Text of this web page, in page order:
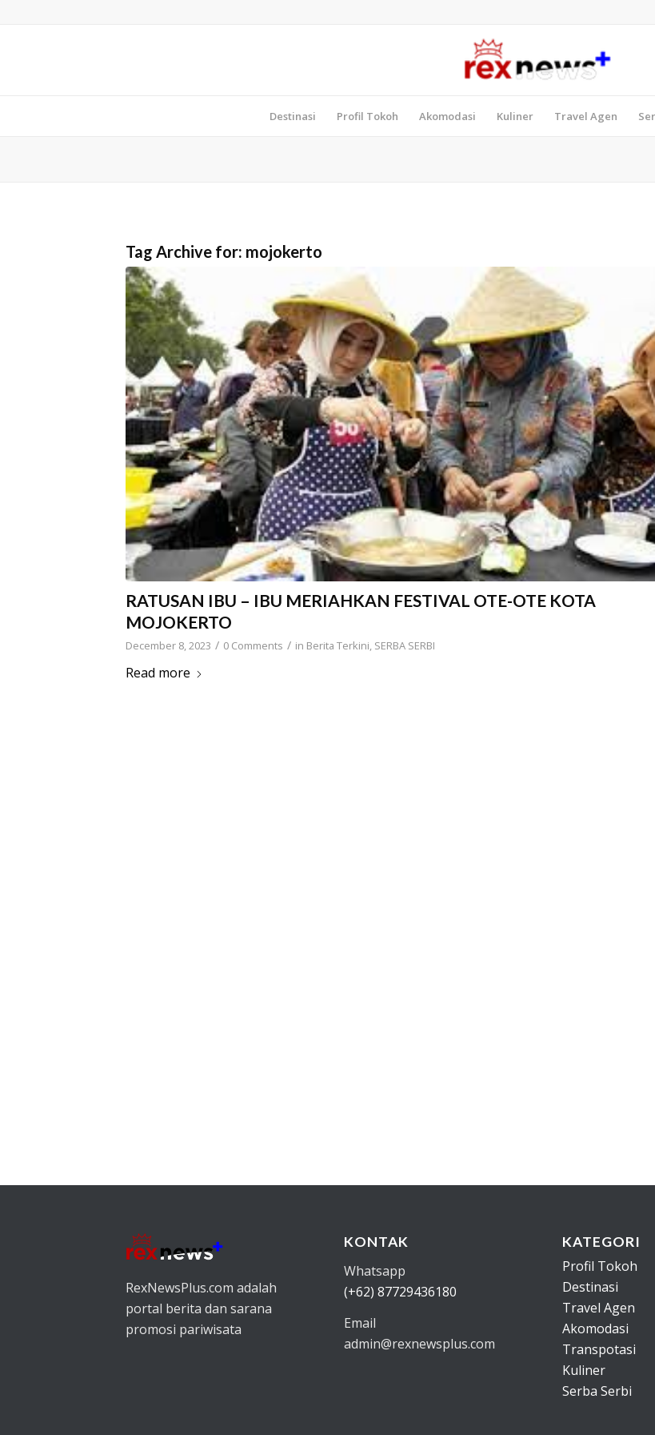
Destinasi Profil Tokoh Akomodasi Kuliner Travel Agen
Tag Archive for: mojokerto
RATUSAN IBU – IBU MERIAHKAN FESTIVAL OTE-OTE KOTA
MOJOKERTO
December 8, 2023 / 0 Comments / in Berita Terkini, SERBA SERBI
Read more
RexNewsPlus.com adalah
portal berita dan sarana
promosi pariwisata
KONTAK
Whatsapp
(+62) 87729436180
Email
admin@rexnewsplus.com
KATEGORI
Profil Tokoh
Destinasi
Travel Agen
Akomodasi
Transpotasi
Kuliner
Serba Serbi